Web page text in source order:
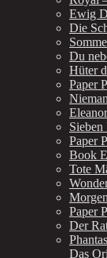
Ewig
Die
Du
Hüter
Paper
Eleanor
Paper
Book
Tote
Paper
Der
Das